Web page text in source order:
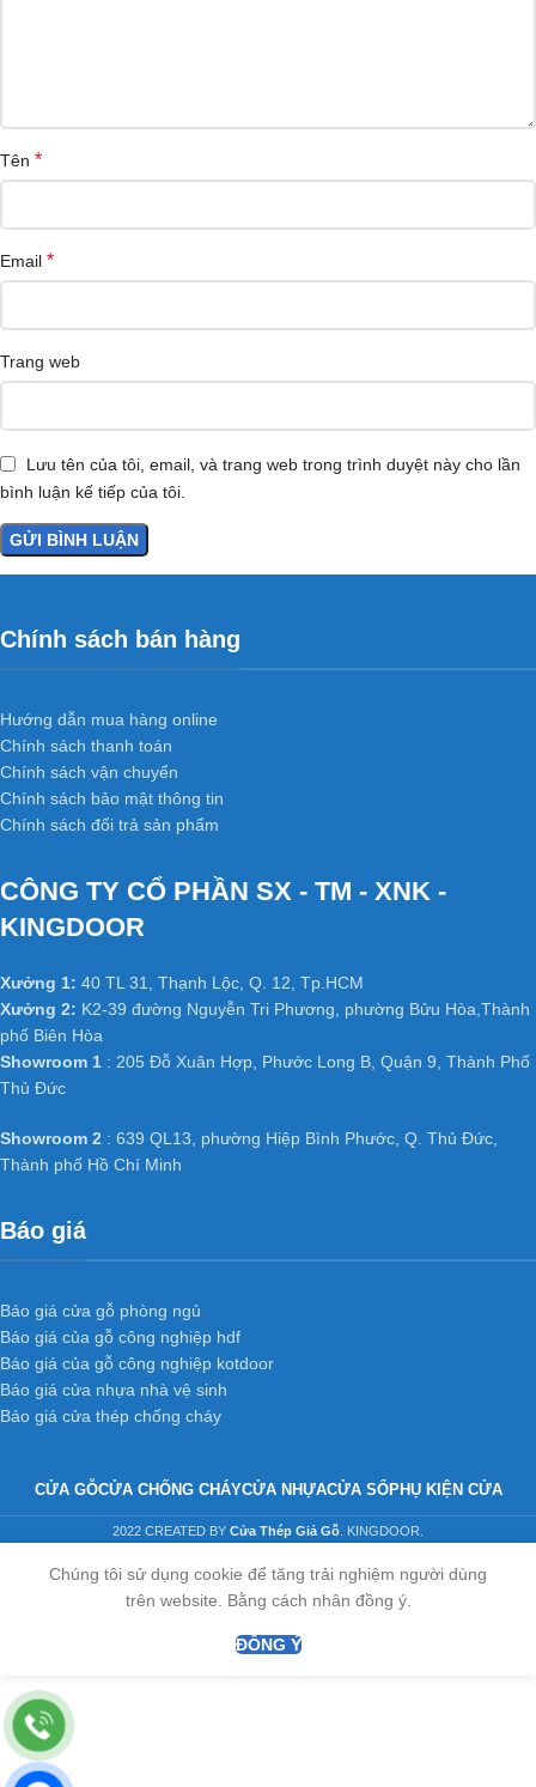
Tên *
Email *
Trang web
Lưu tên của tôi, email, và trang web trong trình duyệt này cho lần
bình luận kế tiếp của tôi.
Chính sách bán hàng
Hướng dẫn mua hàng online
Chính sách thanh toán
Chính sách vận chuyển
Chính sách bảo mật thông tin
Chính sách đổi trả sản phẩm
CÔNG TY CỔ PHẦN SX - TM - XNK -
KINGDOOR
Xưởng 1: 40 TL 31, Thạnh Lộc, Q. 12, Tp.HCM
Xưởng 2: K2-39 đường Nguyễn Tri Phương, phường Bửu Hòa,Thành
phố Biên Hòa
Showroom 1 : 205 Đỗ Xuân Hợp, Phước Long B, Quận 9, Thành Phố
Thủ Đức
Showroom 2 : 639 QL13, phường Hiệp Bình Phước, Q. Thủ Đức,
Thành phố Hồ Chí Minh
Báo giá
Báo giá cửa gỗ phòng ngủ
Báo giá của gỗ công nghiệp hdf
Báo giá của gỗ công nghiệp kotdoor
Báo giá cửa nhựa nhà vệ sinh
Báo giá cửa thép chống cháy
CỬA GỖCỬA CHỐNG CHÁYCỬA NHỰACỬA SỔPHỤ KIỆN CỬA
2022 CREATED BY Cửa Thép Giả Gỗ . KINGDOOR.
Chúng tôi sử dụng cookie để tăng trải nghiệm người dùng
trên website. Bằng cách nhân đồng ý.
ĐỒNG Ý